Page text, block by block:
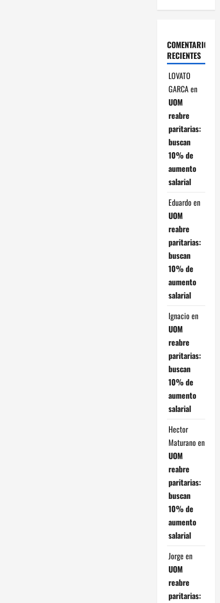
COMENTARIOS
RECIENTES
LOVATO
GARCAen
UOM
reabre
paritarias:
buscan
10% de
aumento
salarial
Eduardo en
UOM
reabre
paritarias:
buscan
10% de
aumento
salarial
Ignacio en
UOM
reabre
paritarias:
buscan
10% de
aumento
salarial
Hector
Maturano en
UOM
reabre
paritarias:
buscan
10% de
aumento
salarial
Jorge en
UOM
reabre
paritarias: